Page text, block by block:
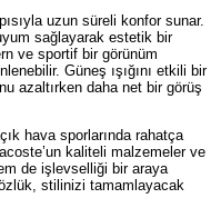
uzun süreli konfor sunar.
sağlayarak estetik bir
ve sportif bir görünüm
Güneş ışığını etkili bir
azaltırken daha net bir görüş
hava sporlarında rahatça
kaliteli malzemeler ve
de işlevselliği bir araya
stilinizi tamamlayacak